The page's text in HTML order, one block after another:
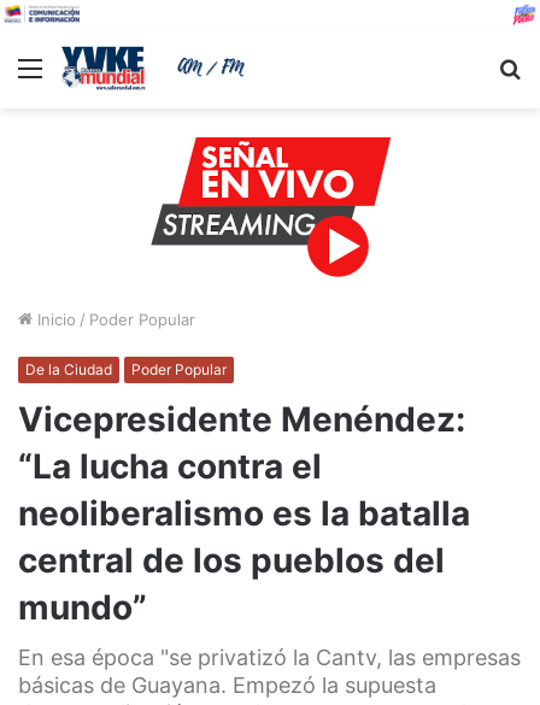
Menu
Inicio / Poder Popular
De la Ciudad Poder Popular
Vicepresidente Menéndez:
“La lucha contra el
neoliberalismo es la batalla
central de los pueblos del
mundo”
En esa época "se privatizó la Cantv, las empresas
básicas de Guayana. Empezó la supuesta